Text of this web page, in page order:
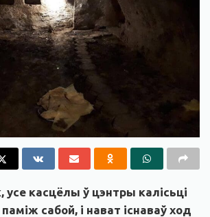
усе касцёлы ў цэнтры калісьці
сабой, і нават існаваў ход